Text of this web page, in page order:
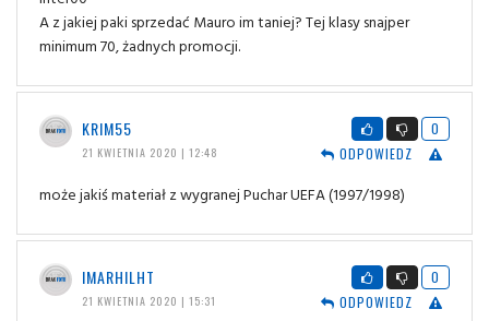
A z jakiej paki sprzedać Mauro im taniej? Tej klasy snajper
minimum 70, żadnych promocji.
KRIM55
21 KWIETNIA 2020 | 12:48
0
ODPOWIEDZ
może jakiś materiał z wygranej Puchar UEFA (1997/1998)
IMARHILHT
21 KWIETNIA 2020 | 15:31
0
ODPOWIEDZ